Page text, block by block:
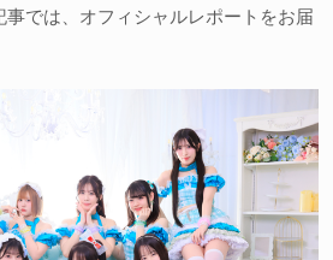
では、オフィシャルレポートをお届